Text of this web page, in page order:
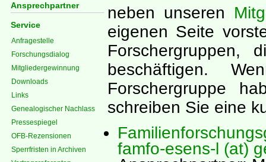
Ansprechpartner
Service
Anfragestelle
Forschungsdialog
Mitgliedergewinnung
Downloads
Links
Genealogischer Nachlass
Pressespiegel
OFB-Rezensionen
Sperrfristen in Archiven
neben unseren
eigenen Seite
Forschergruppen,
beschäftigen.
Forschergruppe
schreiben Sie eine
famfo-esens-l (at)